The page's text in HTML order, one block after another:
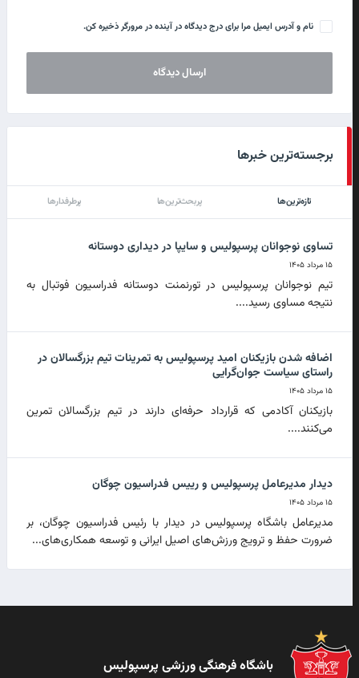
نام و آدرس ایمیل مرا برای درج دیدگاه در آینده در مرورگر ذخیره کن.
برجسته‌ترین خبرها
تازه‌ترین‌ها پربحث‌ترین‌ها پرطرفدارها
تساوی نوجوانان پرسپولیس و سایپا در دیداری دوستانه
۱۵ مرداد ۱۴۰۵
تیم نوجوانان پرسپولیس در تورنمنت دوستانه فدراسیون فوتبال به
نتیجه مساوی رسید....
اضافه شدن بازیکنان امید پرسپولیس به تمرینات تیم بزرگسالان در
راستای سیاست جوان‌گرایی
۱۵ مرداد ۱۴۰۵
بازیکنان آکادمی که قرارداد حرفه‌ای دارند در تیم بزرگسالان تمرین
می‌کنند....
دیدار مدیرعامل پرسپولیس و رییس فدراسیون چوگان
۱۵ مرداد ۱۴۰۵
مدیرعامل باشگاه پرسپولیس در دیدار با رئیس فدراسیون چوگان، بر
ضرورت حفظ و ترویج ورزش‌های اصیل ایرانی و توسعه همکاری‌های...
باشگاه فرهنگی ورزشی پرسپولیس